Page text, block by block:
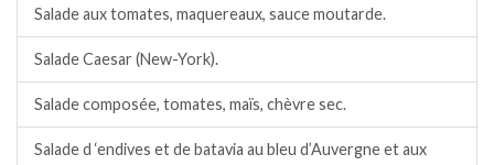
Salade aux tomates, maquereaux, sauce moutarde.
Salade Caesar (New-York).
Salade composée, tomates, maïs, chèvre sec.
Salade d ‘endives et de batavia au bleu d’Auvergne et aux